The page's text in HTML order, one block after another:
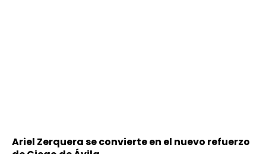
Ariel Zerquera se convierte en el nuevo refuerzo